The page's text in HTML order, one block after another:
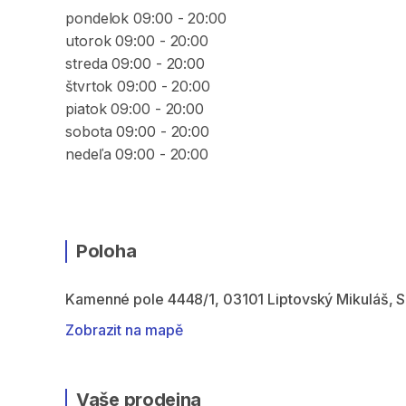
pondelok 09:00 - 20:00
utorok 09:00 - 20:00
streda 09:00 - 20:00
štvrtok 09:00 - 20:00
piatok 09:00 - 20:00
sobota 09:00 - 20:00
nedeľa 09:00 - 20:00
Poloha
Kamenné pole 4448/1, 03101 Liptovský Mikuláš,
Zobrazit na mapě
Vaše prodejna